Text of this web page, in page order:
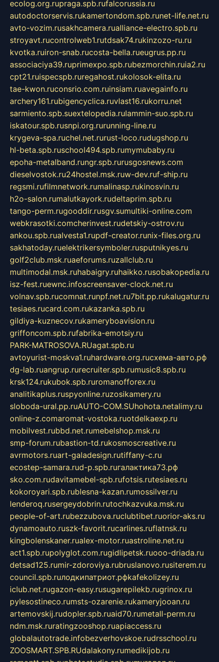
ecolog.org.rupraga.spb.rufalcorussia.ru
autodoctorservis.rukamertondom.spb.runet-life.net.ru
avto-vozim.rusakhcamera.rualliance-electro.spb.ru
stroyavt.rucontrolweb1.rutdsak74.rukinzozo-ru.ru
kvotka.ruiron-snab.rucosta-bella.rueugrus.pp.ru
associaciya39.ruprimexpo.spb.rubezmorchin.ruia2.ru
cpt21.ruispecspb.ruregahost.rukolosok-elita.ru
tae-kwon.ruconsrio.com.ruinsiam.ruavegainfo.ru
archery161.rubigencyclica.ruvlast16.rukorru.net
sarmiento.spb.suextelopedia.rulammin-suo.spb.ru
iskatour.spb.rusnpi.org.rurunning-line.ru
krygeva-spa.ruchel.net.rurust-loco.rudugshop.ru
hl-beta.spb.ruschool494.spb.rumymubaby.ru
epoha-metalband.rungr.spb.rurusgosnews.com
dieselvostok.ru24hostel.msk.ruw-dev.ruf-ship.ru
regsmi.rufilmnetwork.rumalinasp.rukinosvin.ru
h2o-salon.rumalutkayork.rudeltaprim.spb.ru
tango-perm.rugooddir.rusgv.sumultiki-online.com
webkrasotki.comcherinvest.rudetskiy-ostrov.ru
ankou.spb.rualvesta1.rupdf-creator.runix-files.org.ru
sakhatoday.ruelektrikersymboler.rusputnikyes.ru
golf2club.msk.ruaeforums.ruzallclub.ru
multimodal.msk.ruhabaigry.ruhaikko.rusobakopedia.ru
isz-fest.ruewnc.infoscreensaver-clock.net.ru
volnav.spb.rucomnat.runpf.net.ru7bit.pp.rukalugatur.ru
tesiaes.rucard.com.rukazanka.spb.ru
gildiya-kuznecov.rukameryboavision.ru
griffoncom.spb.rufabrika-emotsiy.ru
PARK-MATROSOVA.RUagat.spb.ru
avtoyurist-moskva1.ruhardware.org.ruсхема-авто.рф
dg-lab.ruangrup.rurecruiter.spb.rumusic8.spb.ru
krsk124.rukubok.spb.ruromanofforex.ru
analitikaplus.ruspyonline.ruzosikamery.ru
sloboda-ural.pp.ruAUTO-COM.SUhohota.netalimy.ru
online-z.comaromat-vostoka.ruotdelkaexp.ru
mobilvest.rubbd.net.rumebelshop.msk.ru
smp-forum.rubastion-td.rukosmoscreative.ru
avrmotors.ruart-galadesign.rutiffany-c.ru
ecostep-samara.rud-p.spb.ruгалактика73.рф
sko.com.rudavitamebel-spb.rufotsis.rutesiaes.ru
kokoroyari.spb.rublesna-kazan.rumossilver.ru
lenderoq.rusergeydobrin.rutochkazvuka.msk.ru
people-of-art.rubezzubova.ruclubtibet.ruorior-aks.ru
dynamoauto.ruszk-favorit.rucarlines.ruflatnsk.ru
kingbolenskaner.rualex-motor.ruastroline.net.ru
act1.spb.rupolyglot.com.rugidlipetsk.ruooo-driada.ru
detsad125.rumir-zdoroviya.rubruslanovo.rusiterem.ru
council.spb.ruлодкипатриот.рфkafekolizey.ru
iclub.net.rugazon-easy.rusugarepilekb.rugrinox.ru
pylesostineco.rumsts-ozarenie.rukameryjooan.ru
artemovskij.rudopler.spb.ruaid70.rumetall-perm.ru
ndm.msk.ruratingzooshop.ruapiaccess.ru
globalautotrade.infobezverhovskoe.rudrsschool.ru
ZOOSMART.SPB.RUdalakony.rumedikijob.ru